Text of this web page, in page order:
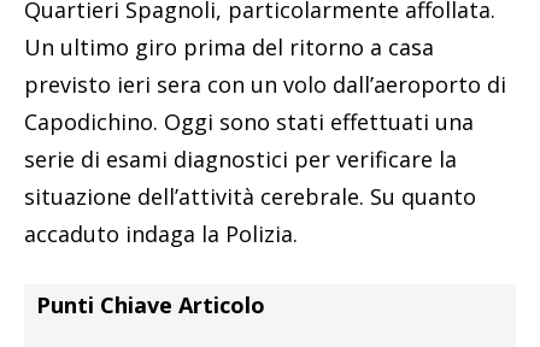
Quartieri Spagnoli, particolarmente affollata.
Un ultimo giro prima del ritorno a casa
previsto ieri sera con un volo dall’aeroporto di
Capodichino. Oggi sono stati effettuati una
serie di esami diagnostici per verificare la
situazione dell’attività cerebrale. Su quanto
accaduto indaga la Polizia.
Punti Chiave Articolo